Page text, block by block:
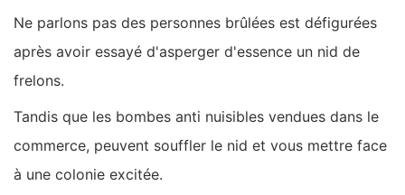
Ne parlons pas des personnes brûlées est défigurées
après avoir essayé d'asperger d'essence un nid de
frelons.
Tandis que les bombes anti nuisibles vendues dans le
commerce, peuvent souffler le nid et vous mettre face
à une colonie excitée.